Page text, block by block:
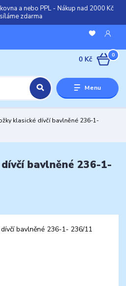
a nebo PPL - Nákup nad 2000 Kč
zdarma
Menu
0
0 Kč
klasické dívčí bavlněné 236-1-
bavlněné 236-1-